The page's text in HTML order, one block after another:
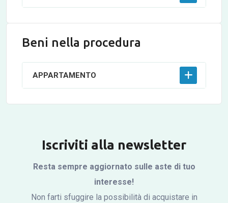
Beni nella procedura
APPARTAMENTO
Iscriviti alla newsletter
Resta sempre aggiornato sulle aste di tuo
interesse!
Non farti sfuggire la possibilità di acquistare in